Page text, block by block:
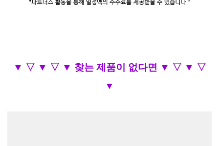
▼ ▽ ▼ ▽ ▼ 찾는 제품이 없다면 ▼ ▽ ▼ ▽
▼